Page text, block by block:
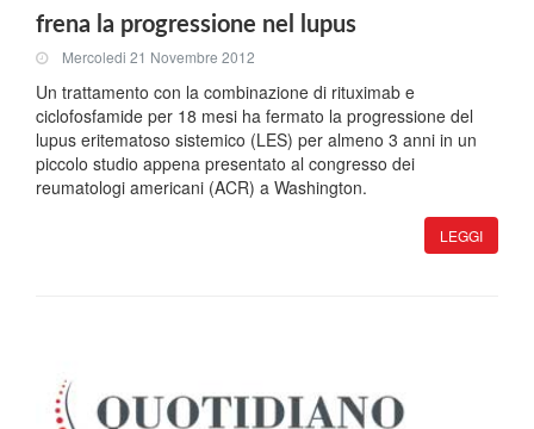
frena la progressione nel lupus
Mercoledi 21 Novembre 2012
Un trattamento con la combinazione di rituximab e
ciclofosfamide per 18 mesi ha fermato la progressione del
lupus eritematoso sistemico (LES) per almeno 3 anni in un
piccolo studio appena presentato al congresso dei
reumatologi americani (ACR) a Washington.
LEGGI